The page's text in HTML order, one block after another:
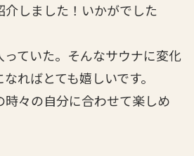
しました！いかがでした
っていた。そんなサウナに変化
ればとても嬉しいです。
々の自分に合わせて楽しめ